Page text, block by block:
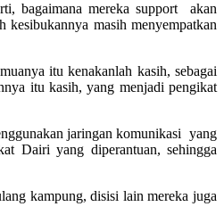
bagaimana mereka support akan
masih menyempatkan
itu kenakanlah kasih, sebagai
itu kasih, yang menjadi pengikat
jaringan komunikasi yang
Dairi yang diperantuan, sehingga
kampung, disisi lain mereka juga